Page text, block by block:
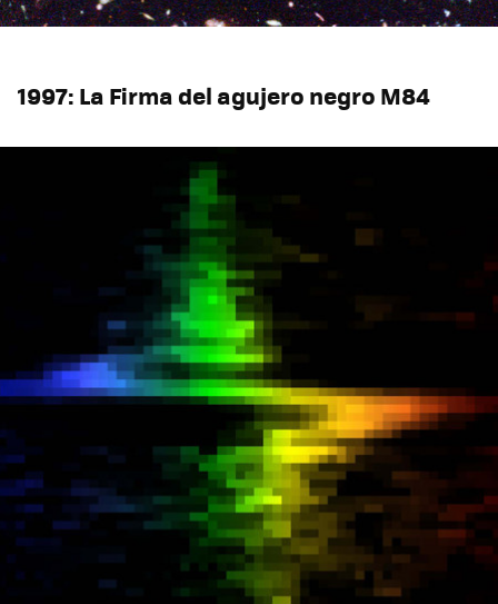
1997: La Firma del agujero negro M84